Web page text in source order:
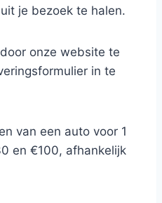
je bezoek te halen.
onze website te
in te
van een auto voor 1
en €100, afhankelijk